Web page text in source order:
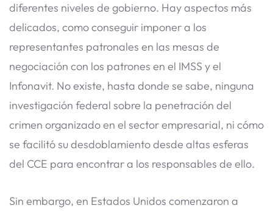
diferentes niveles de gobierno. Hay aspectos más
delicados, como conseguir imponer a los
representantes patronales en las mesas de
negociación con los patrones en el IMSS y el
Infonavit. No existe, hasta donde se sabe, ninguna
investigación federal sobre la penetración del
crimen organizado en el sector empresarial, ni cómo
se facilitó su desdoblamiento desde altas esferas
del CCE para encontrar a los responsables de ello.
Sin embargo, en Estados Unidos comenzaron a